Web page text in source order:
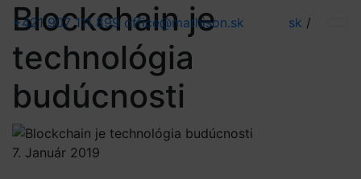
+421 907 111 899 office@mathison.sk sk /
Blockchain je
technológia
budúcnosti
7. Január 2019